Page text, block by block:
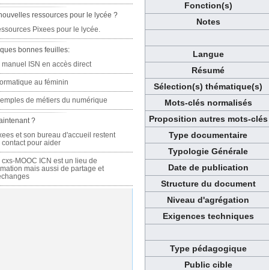
Fonction(s)
Notes
Langue
Résumé
Sélection(s) thématique(s)
Mots-clés normalisés
Proposition autres mots-clés
Type documentaire
Typologie Générale
Date de publication
Structure du document
Niveau d'agrégation
Exigences techniques
Type pédagogique
Public cible
ressources pour le lycée ?
Pixees pour le lycée.
bonnes feuilles:
manuel ISN en accès direct
au féminin
de métiers du numérique
?
et son bureau d'accueil restent
contact pour aider
cxs-MOOC ICN est un lieu de
mais aussi de partage et